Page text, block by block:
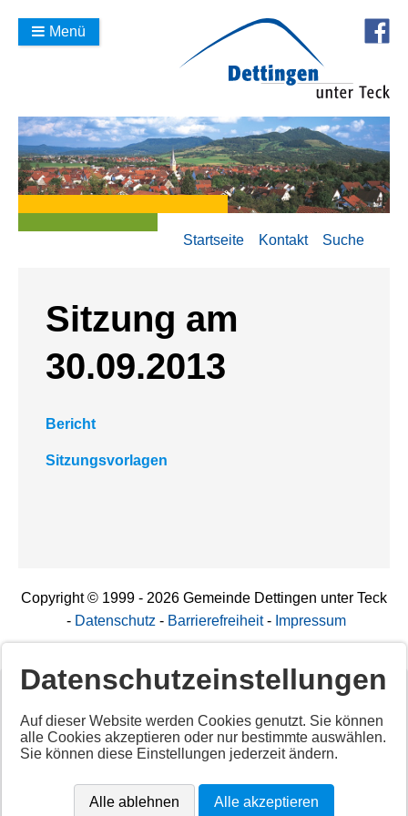
Menü
Startseite Kontakt Suche
Sitzung am
30.09.2013
Bericht
Sitzungsvorlagen
Copyright © 1999 - 2026 Gemeinde Dettingen unter Teck
- Datenschutz- Barrierefreiheit- Impressum
Deaktiviertes Script!
Aktivieren Sie alle Cookies per Klick auf "Alle akzeptieren"
um diesen Inhalt anzuzeigen.
Anbieter: Unbekannt
https://app.cituro.com/booking-widget
Datenschutzeinstellungen
Auf dieser Website werden Cookies genutzt. Sie können
alle Cookies akzeptieren oder nur bestimmte auswählen.
Sie können diese Einstellungen jederzeit ändern.
Alle ablehnen Alle akzeptieren